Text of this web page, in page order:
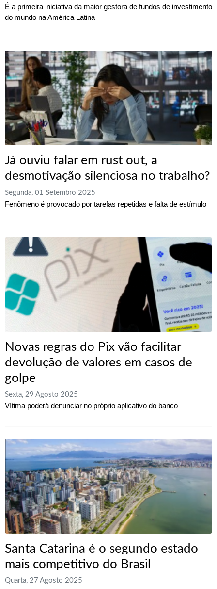
É a primeira iniciativa da maior gestora de fundos de investimento
do mundo na América Latina
Já ouviu falar em rust out, a
desmotivação silenciosa no trabalho?
Segunda, 01 Setembro 2025
Fenômeno é provocado por tarefas repetidas e falta de estímulo
Novas regras do Pix vão facilitar
devolução de valores em casos de
golpe
Sexta, 29 Agosto 2025
Vítima poderá denunciar no próprio aplicativo do banco
Santa Catarina é o segundo estado
mais competitivo do Brasil
Quarta, 27 Agosto 2025